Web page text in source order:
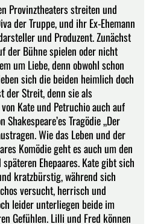
Provinztheaters streiten und
der Truppe, und ihr Ex-Ehemann
und Produzent. Zunächst
der Bühne spielen oder nicht
um Liebe, denn obwohl schon
sich die beiden heimlich doch
der Streit, denn sie als
Kate und Petruchio auch auf
Tragödie „Der
Wie das Leben und der
Komödie geht es auch um den
Ehepaares. Kate gibt sich
kratzbürstig, während sich
versucht, herrisch und
leider unterliegen beide im
Gefühlen. Lilli und Fred können